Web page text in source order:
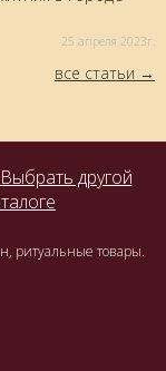
25 aпреля 2023г.
все статьи
Выбрать другой
ритуальные товары.